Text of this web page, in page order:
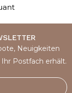
Neuigkeiten
Postfach erhält.